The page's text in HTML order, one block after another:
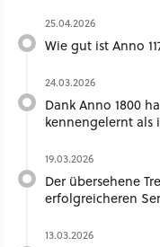
25.04.2026
Wie gut ist Anno
24.03.2026
Dank Anno 1800
kennengelernt als
19.03.2026
Der übersehene
erfolgreicheren
13.03.2026